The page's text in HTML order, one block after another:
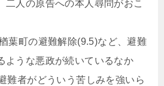
二人の原告への本人尋問がおこ
葉町の避難解除(9.5)など、避難
ような悪政が続いているなか
難者がどういう苦しみを強いら